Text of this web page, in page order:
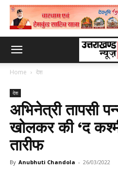
Home देश
देश
अभिनेत्री तापसी
खोलकर की ‘द
तारीफ
By Anubhuti Chandola - 26/03/2022